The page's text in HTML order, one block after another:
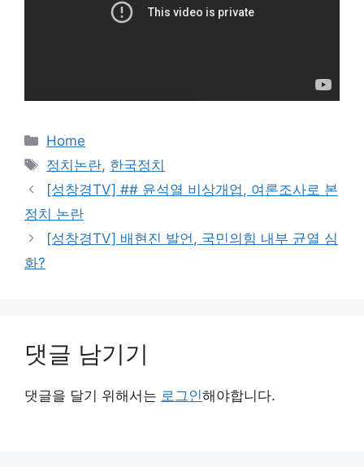
카
테
고
리
Home
태
그
정치논란, 한국정치
[성창경TV] ## 윤석열 비상개업, 여론조사로 본
정치 논란
[성창경TV] 배현진 발언, 국민의힘 내부 균열 심
화?
댓글 남기기
댓글을 달기 위해서는 로그인해야합니다.